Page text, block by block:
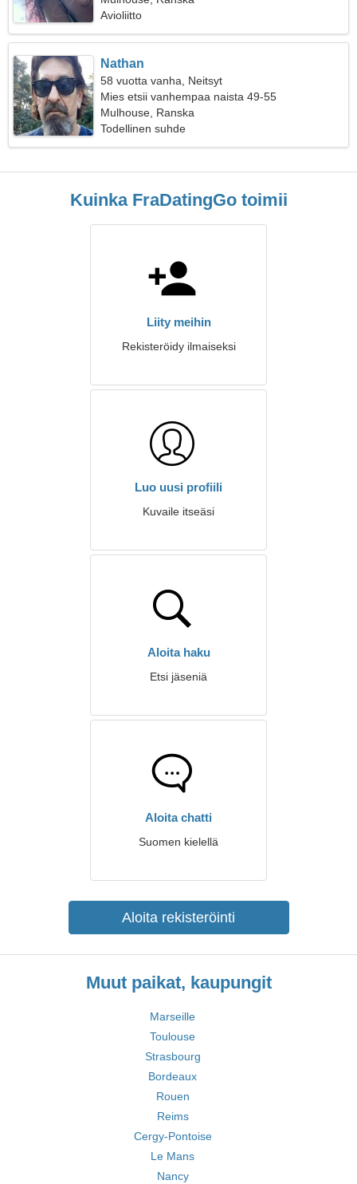
Avioliitto
Nathan
58 vuotta vanha, Neitsyt
Mies etsii vanhempaa naista 49-55
Mulhouse, Ranska
Todellinen suhde
Kuinka FraDatingGo toimii
Liity meihin
Rekisteröidy ilmaiseksi
Luo uusi profiili
Kuvaile itseäsi
Aloita haku
Etsi jäseniä
Aloita chatti
Suomen kielellä
Aloita rekisteröinti
Muut paikat, kaupungit
Marseille
Toulouse
Strasbourg
Bordeaux
Rouen
Reims
Cergy-Pontoise
Le Mans
Nancy